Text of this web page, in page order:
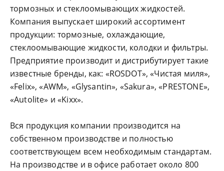
тормозных и стеклоомывающих жидкостей.
Компания выпускает широкий ассортимент
продукции: тормозные, охлаждающие,
стеклоомывающие жидкости, колодки и фильтры.
Предприятие производит и дистрибутирует такие
известные бренды, как: «ROSDOT», «Чистая миля»,
«Felix», «AWM», «Glysantin», «Sakura», «PRESTONE»,
«Autolite» и «Kixx».
Вся продукция компании производится на
собственном производстве и полностью
соответствующем всем необходимым стандартам.
На производстве и в офисе работает около 800